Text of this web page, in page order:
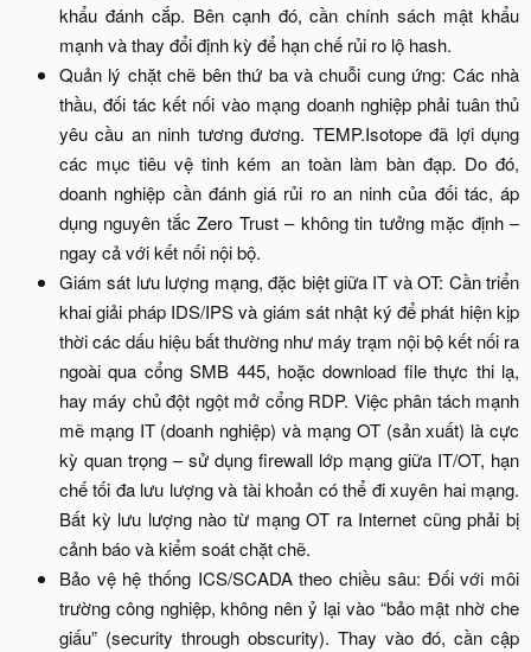
khẩu đánh cắp. Bên cạnh đó, cần chính sách mật khẩu
mạnh và thay đổi định kỳ để hạn chế rủi ro lộ hash.​
Quản lý chặt chẽ bên thứ ba và chuỗi cung ứng: Các nhà
thầu, đối tác kết nối vào mạng doanh nghiệp phải tuân thủ
yêu cầu an ninh tương đương. TEMP.Isotope đã lợi dụng
các mục tiêu vệ tinh kém an toàn làm bàn đạp. Do đó,
doanh nghiệp cần đánh giá rủi ro an ninh của đối tác, áp
dụng nguyên tắc Zero Trust – không tin tưởng mặc định –
ngay cả với kết nối nội bộ.​
Giám sát lưu lượng mạng, đặc biệt giữa IT và OT: Cần triển
khai giải pháp IDS/IPS và giám sát nhật ký để phát hiện kịp
thời các dấu hiệu bất thường như máy trạm nội bộ kết nối ra
ngoài qua cổng SMB 445, hoặc download file thực thi lạ,
hay máy chủ đột ngột mở cổng RDP. Việc phân tách mạnh
mẽ mạng IT (doanh nghiệp) và mạng OT (sản xuất) là cực
kỳ quan trọng – sử dụng firewall lớp mạng giữa IT/OT, hạn
chế tối đa lưu lượng và tài khoản có thể đi xuyên hai mạng.
Bất kỳ lưu lượng nào từ mạng OT ra Internet cũng phải bị
cảnh báo và kiểm soát chặt chẽ.​
Bảo vệ hệ thống ICS/SCADA theo chiều sâu: Đối với môi
trường công nghiệp, không nên ỷ lại vào “bảo mật nhờ che
giấu” (security through obscurity). Thay vào đó, cần cập